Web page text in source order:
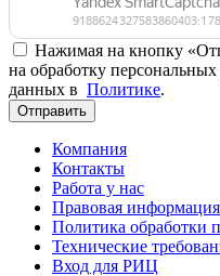
Нажимая на кнопку
на обработку
данных в Политике.
Отправить
Компания
Контакты
Работа у нас
Правовая информация
Политика обработки
Технические
Вход для РИЦ